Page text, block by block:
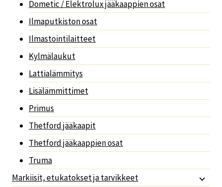
Dometic / Elektrolux jääkaappien osat
Ilmaputkiston osat
Ilmastointilaitteet
Kylmälaukut
Lattialämmitys
Lisälämmittimet
Primus
Thetford jääkaapit
Thetford jääkaappien osat
Truma
Markiisit, etukatokset ja tarvikkeet